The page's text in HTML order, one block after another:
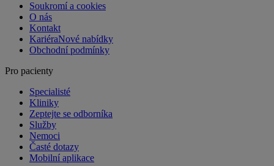
Soukromí a cookies
O nás
Kontakt
KariéraNové nabídky
Obchodní podmínky
Pro pacienty
Specialisté
Kliniky
Zeptejte se odborníka
Služby
Nemoci
Časté dotazy
Mobilní aplikace